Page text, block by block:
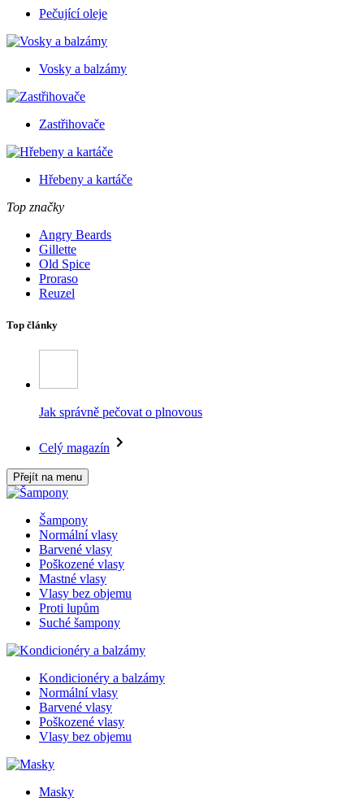
Pečující oleje
Vosky a balzámy
Zastřihovače
Hřebeny a kartáče
Top značky
Angry Beards
Gillette
Old Spice
Proraso
Reuzel
Top články
Jak správně pečovat o plnovous
Celý magazín
Přejít na menu
Šampony
Normální vlasy
Barvené vlasy
Poškozené vlasy
Mastné vlasy
Vlasy bez objemu
Proti lupům
Suché šampony
Kondicionéry a balzámy
Normální vlasy
Barvené vlasy
Poškozené vlasy
Vlasy bez objemu
Masky